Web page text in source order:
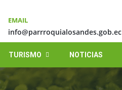
EMAIL
info@parrroquialosandes.gob.ec
TURISMO NOTICIAS